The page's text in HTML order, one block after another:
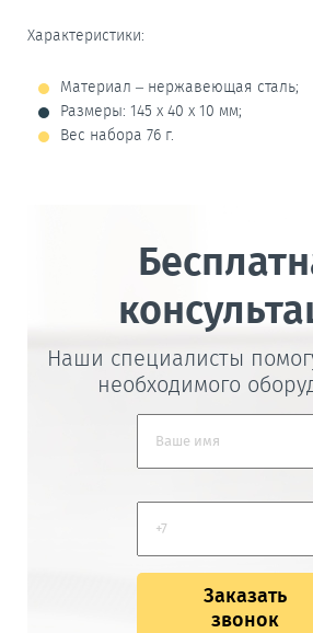
Характеристики:
Материал – нержавеющая сталь;
Размеры: 145 x 40 x 10 мм;
Вес набора 76 г.
Наши специалисты
необходимого
Заказать
звонок